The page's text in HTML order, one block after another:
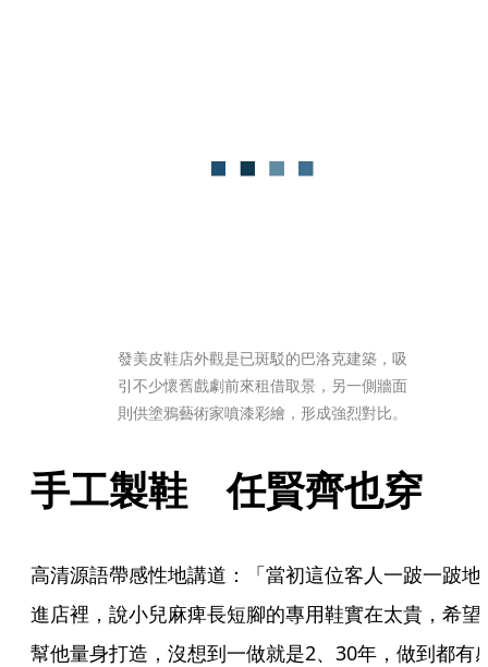
發美皮鞋店外觀是已斑駁的巴洛克建築，吸
引不少懷舊戲劇前來租借取景，另一側牆面
則供塗鴉藝術家噴漆彩繪，形成強烈對比。
手工製鞋　任賢齊也穿
高清源語帶感性地講道：「當初這位客人一跛一跛地
進店裡，說小兒麻痺長短腳的專用鞋實在太貴，希望
幫他量身打造，沒想到一做就是2、30年，做到都有